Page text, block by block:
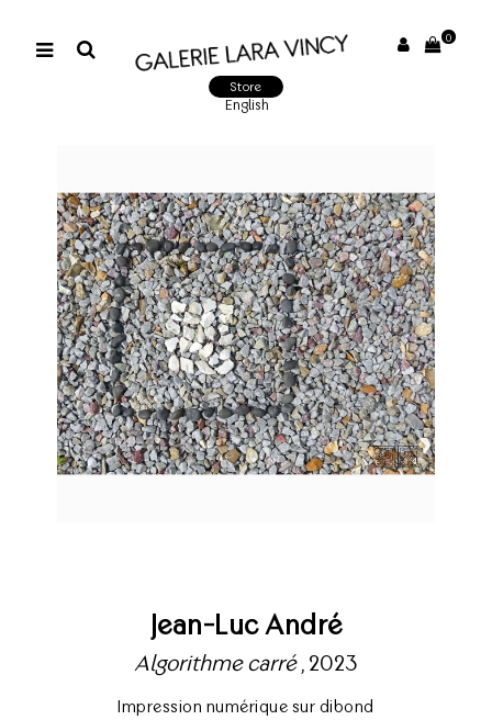
0
Store
English
Jean-Luc André
Algorithme carré, 2023
Impression numérique sur dibond